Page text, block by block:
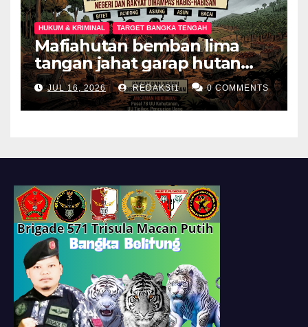
HUKUM & KRIMINAL TARGET BANGKA TENGAH
Mafiahutan bemban lima
tangan jahat garap hutan
produksi jadi perkebunan
sawit negeri dan rakyat
dirampas habis habisan
JUL 16, 2026 REDAKSI1 0 COMMENTS